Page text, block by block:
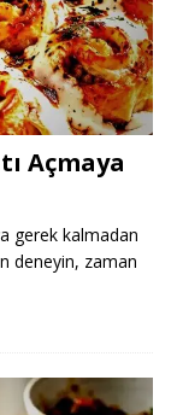
Açmaya
gerek kalmadan
deneyin, zaman